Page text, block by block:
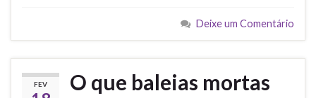
Deixe um Comentário
FEV
O que baleias mortas